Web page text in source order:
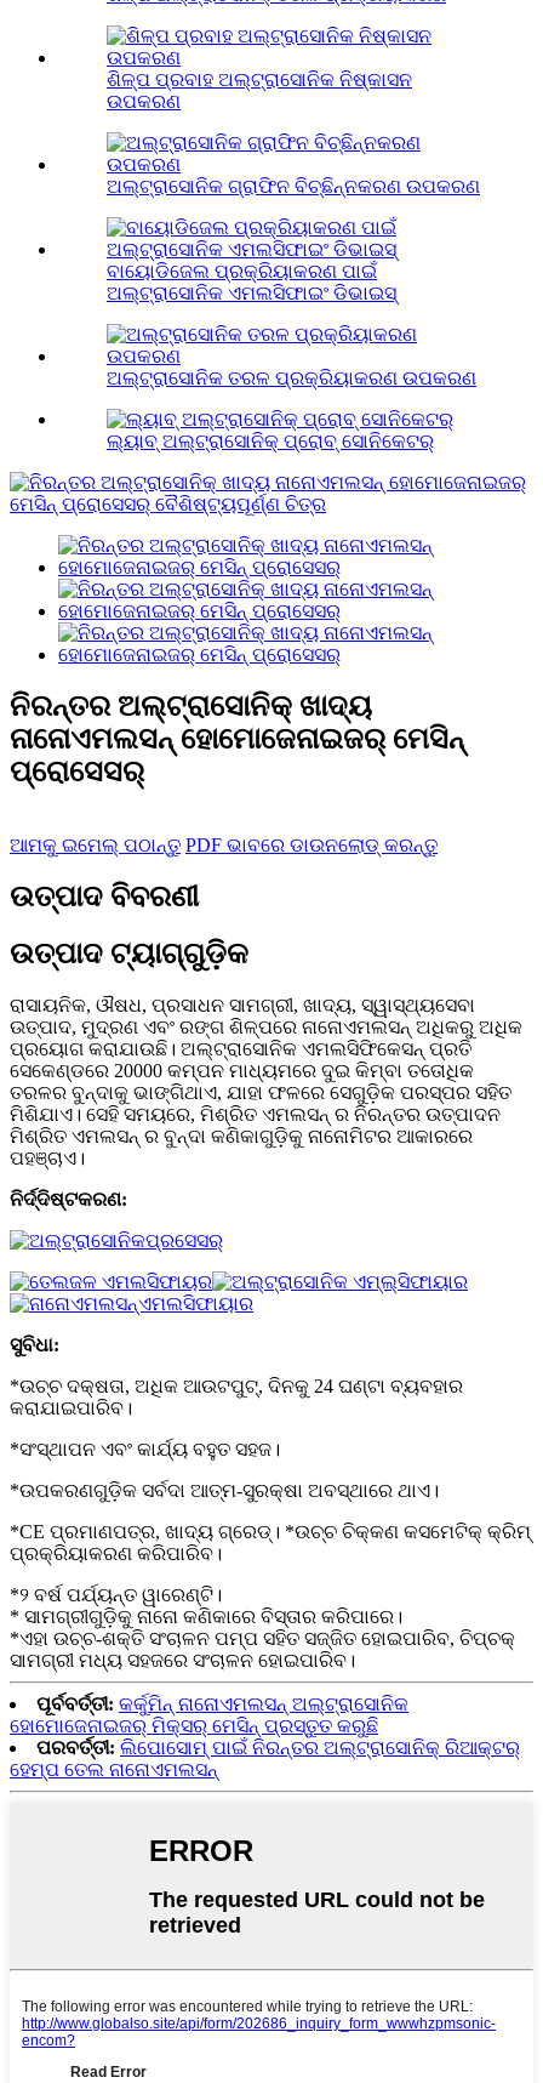
ଶିଳ୍ପ ପ୍ରବାହ ଅଲ୍ଟ୍ରାସୋନିକ ନିଷ୍କାସନ
ଉପକରଣ
ଅଲ୍ଟ୍ରାସୋନିକ ଗ୍ରାଫିନ ବିଚ୍ଛିନ୍ନକରଣ ଉପକରଣ
ବାୟୋଡିଜେଲ ପ୍ରକ୍ରିୟାକରଣ ପାଇଁ
ଅଲ୍ଟ୍ରାସୋନିକ ଏମଲସିଫାଇଂ ଡିଭାଇସ୍
ଅଲ୍ଟ୍ରାସୋନିକ ତରଳ ପ୍ରକ୍ରିୟାକରଣ ଉପକରଣ
ଲ୍ୟାବ୍ ଅଲ୍ଟ୍ରାସୋନିକ୍ ପ୍ରୋବ୍ ସୋନିକେଟର୍
ନିରନ୍ତର ଅଲ୍ଟ୍ରାସୋନିକ୍ ଖାଦ୍ୟ
ନାନୋଏମଲସନ୍ ହୋମୋଜେନାଇଜର୍ ମେସିନ୍
ପ୍ରୋସେସର୍
ଆମକୁ ଇମେଲ୍ ପଠାନ୍ତୁ PDF ଭାବରେ ଡାଉନଲୋଡ୍ କରନ୍ତୁ
ଉତ୍ପାଦ ବିବରଣୀ
ଉତ୍ପାଦ ଟ୍ୟାଗ୍‌ଗୁଡ଼ିକ
ରାସାୟନିକ, ଔଷଧ, ପ୍ରସାଧନ ସାମଗ୍ରୀ, ଖାଦ୍ୟ, ସ୍ୱାସ୍ଥ୍ୟସେବା
ଉତ୍ପାଦ, ମୁଦ୍ରଣ ଏବଂ ରଙ୍ଗ ଶିଳ୍ପରେ ନାନୋଏମଲସନ୍ ଅଧିକରୁ ଅଧିକ
ପ୍ରୟୋଗ କରାଯାଉଛି। ଅଲ୍ଟ୍ରାସୋନିକ ଏମଲସିଫିକେସନ୍ ପ୍ରତି
ସେକେଣ୍ଡରେ 20000 କମ୍ପନ ମାଧ୍ୟମରେ ଦୁଇ କିମ୍ବା ତତୋଧିକ
ତରଳର ବୁନ୍ଦାକୁ ଭାଙ୍ଗିଥାଏ, ଯାହା ଫଳରେ ସେଗୁଡ଼ିକ ପରସ୍ପର ସହିତ
ମିଶିଯାଏ। ସେହି ସମୟରେ, ମିଶ୍ରିତ ଏମଲସନ୍ ର ନିରନ୍ତର ଉତ୍ପାଦନ
ମିଶ୍ରିତ ଏମଲସନ୍ ର ବୁନ୍ଦା କଣିକାଗୁଡ଼ିକୁ ନାନୋମିଟର ଆକାରରେ
ପହଞ୍ଚାଏ।
ନିର୍ଦ୍ଦିଷ୍ଟକରଣ:
ସୁବିଧା:
*ଉଚ୍ଚ ଦକ୍ଷତା, ଅଧିକ ଆଉଟପୁଟ୍, ଦିନକୁ 24 ଘଣ୍ଟା ବ୍ୟବହାର
କରାଯାଇପାରିବ।
*ସଂସ୍ଥାପନ ଏବଂ କାର୍ଯ୍ୟ ବହୁତ ସହଜ।
*ଉପକରଣଗୁଡ଼ିକ ସର୍ବଦା ଆତ୍ମ-ସୁରକ୍ଷା ଅବସ୍ଥାରେ ଥାଏ।
*CE ପ୍ରମାଣପତ୍ର, ଖାଦ୍ୟ ଗ୍ରେଡ୍। *ଉଚ୍ଚ ଚିକ୍କଣ କସମେଟିକ୍ କ୍ରିମ୍
ପ୍ରକ୍ରିୟାକରଣ କରିପାରିବ।
*୨ ବର୍ଷ ପର୍ଯ୍ୟନ୍ତ ୱାରେଣ୍ଟି।
* ସାମଗ୍ରୀଗୁଡ଼ିକୁ ନାନୋ କଣିକାରେ ବିସ୍ତାର କରିପାରେ।
*ଏହା ଉଚ୍ଚ-ଶକ୍ତି ସଂଚାଳନ ପମ୍ପ ସହିତ ସଜ୍ଜିତ ହୋଇପାରିବ, ଚିପ୍ଚକ୍
ସାମଗ୍ରୀ ମଧ୍ୟ ସହଜରେ ସଂଚାଳନ ହୋଇପାରିବ।
ପୂର୍ବବର୍ତ୍ତୀ: କର୍କୁମିନ୍ ନାନୋଏମଲସନ୍ ଅଲ୍ଟ୍ରାସୋନିକ
ହୋମୋଜେନାଇଜର୍ ମିକ୍ସର୍ ମେସିନ୍ ପ୍ରସ୍ତୁତ କରୁଛି
ପରବର୍ତ୍ତୀ: ଲିପୋସୋମ୍ ପାଇଁ ନିରନ୍ତର ଅଲ୍ଟ୍ରାସୋନିକ୍ ରିଆକ୍ଟର୍
ହେମ୍ପ ତେଲ ନାନୋଏମଲସନ୍